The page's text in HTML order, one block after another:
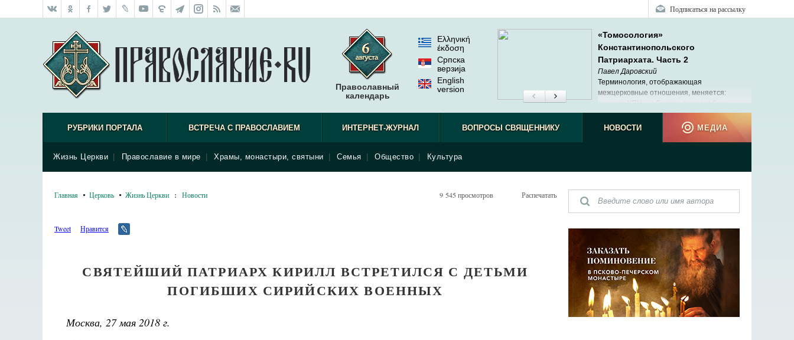
Подписаться на рассылку
Православный
календарь
Ελληνική
έκδοση
Српска
верзиjа
English
version
«Томосология»
Константинопольского
Патриархата. Часть 2
Павел Даровский
Терминология, отображающая
межцерковные отношения, меняется:
Церквям, и Мать для новых автокефальных,
потом она только Мать им. А в итоге – уже Мать всем Церквям без
РУБРИКИ ПОРТАЛА ВСТРЕЧА С ПРАВОСЛАВИЕМ ИНТЕРНЕТ-ЖУРНАЛ ВОПРОСЫ СВЯЩЕННИКУ НОВОСТИ
Жизнь Церкви Православие в мире Храмы, монастыри, святыни Семья Общество Культура
МЕДИА
Главная Церковь Жизнь Церкви : Новости 9 545 просмотров Распечатать
Tweet Нравится
СВЯТЕЙШИЙ ПАТРИАРХ КИРИЛЛ ВСТРЕТИЛСЯ С ДЕТЬМИ
ПОГИБШИХ СИРИЙСКИХ ВОЕННЫХ
Москва, 27 мая 2018 г.